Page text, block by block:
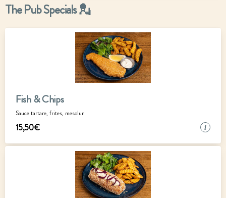
The Pub Specials 💂
Fish & Chips
Sauce tartare, frites, mesclun
15,50€ i